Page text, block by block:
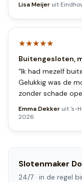
Lisa Meijer uit
★★★★★
Buitengesloten,
“Ik had mezelf
Gelukkig was de
zonder schade
Emma Dekker uit 's-
2026
Slotenmaker
24/7 · in de regel